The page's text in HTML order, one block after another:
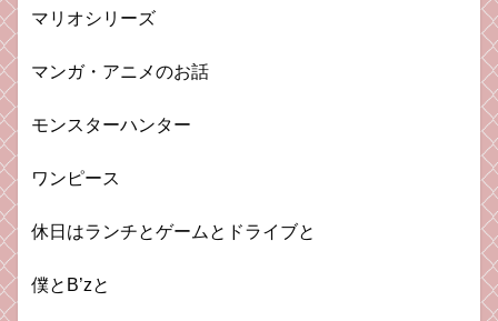
マリオシリーズ
マンガ・アニメのお話
モンスターハンター
ワンピース
休日はランチとゲームとドライブと
僕とB’zと